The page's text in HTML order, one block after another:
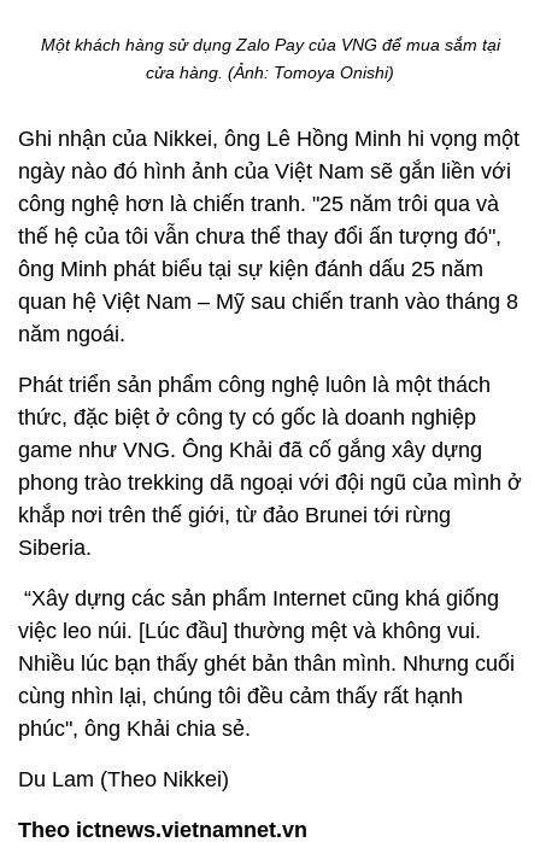
như thanh toán, phát trực tiếp, điện toán đám mây
trong khi tốc độ, sự ổn định và những sticker vui
sống người Việt. Trong cùng giai đoạn này, Việt
Nam đã ký một loạt các thỏa thuận thương mại. Bên
cạnh việc sản xuất áo sơ mi và ví, nhiều nhà máy
sản xuất điện thoại và chip đã ra đời.
Một khách hàng sử dụng Zalo Pay của VNG để mua sắm tại
cửa hàng. (Ảnh: Tomoya Onishi)
Ghi nhận của Nikkei, ông Lê Hồng Minh hi vọng một
ngày nào đó hình ảnh của Việt Nam sẽ gắn liền với
công nghệ hơn là chiến tranh. "25 năm trôi qua và
thế hệ của tôi vẫn chưa thể thay đổi ấn tượng đó",
quan hệ Việt Nam – Mỹ sau chiến tranh vào tháng 8
năm ngoái.
Phát triển sản phẩm công nghệ luôn là một thách
thức, đặc biệt ở công ty có gốc là doanh nghiệp
phong trào trekking dã ngoại với đội ngũ của mình ở
khắp nơi trên thế giới, từ đảo Brunei tới rừng